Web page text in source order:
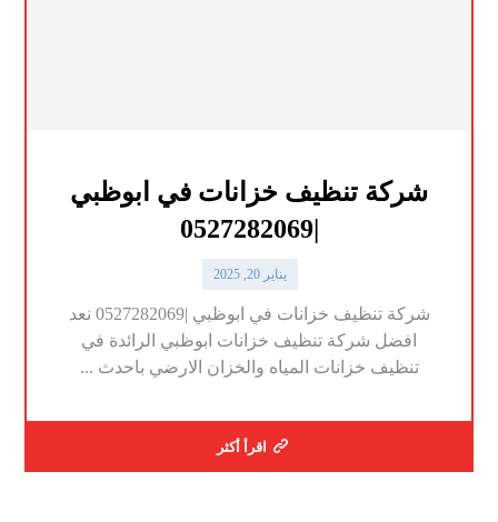
شركة تنظيف خزانات في ابوظبي
|0527282069
يناير 20, 2025
شركة تنظيف خزانات في ابوظبي |0527282069 نعد
افضل شركة تنظيف خزانات ابوظبي الرائدة في
تنظيف خزانات المياه والخزان الارضي باحدث ...
اقرأ أكثر